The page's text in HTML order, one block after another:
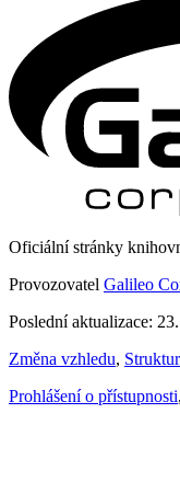
Oficiální stránky
Provozovatel Galileo
Poslední aktualizace:
Změna vzhledu,
Prohlášení o přístupnosti,